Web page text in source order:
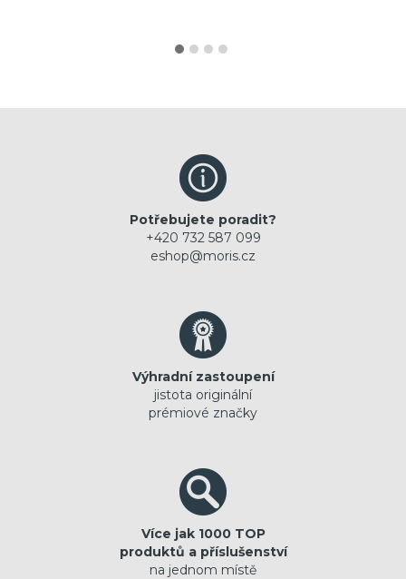
Potřebujete poradit?
+420 732 587 099
eshop@moris.cz
Výhradní zastoupení
jistota originální
prémiové značky
Více jak 1000 TOP
produktů a příslušenství
na jednom místě